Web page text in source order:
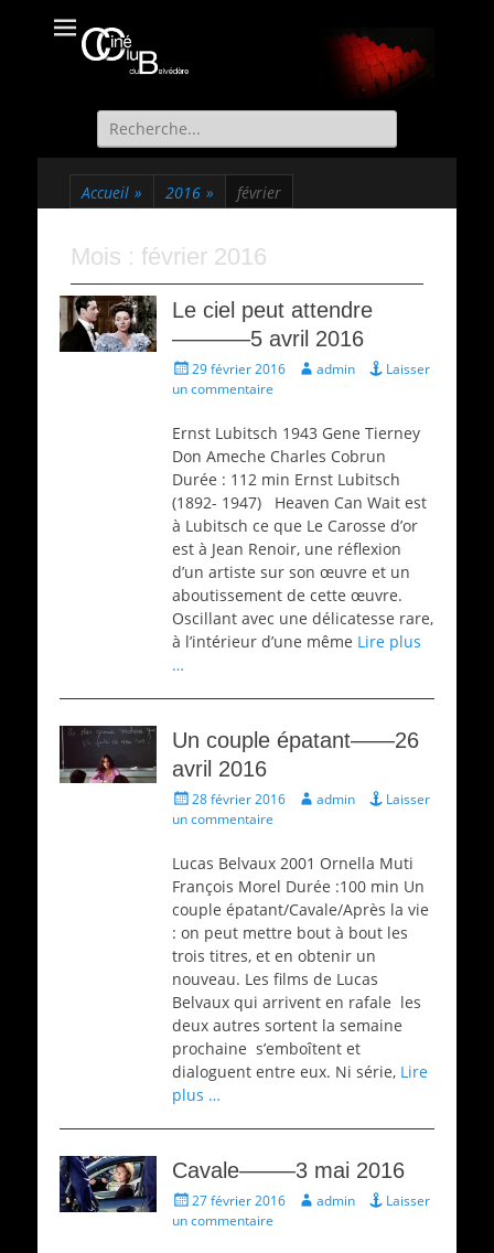
Ciné Club du
Belvédère
Site officiel du Ciné Club de St Martin d'Uriage
Recherche
de:
Accueil » 2016 » février
Mois : février 2016
Le ciel peut attendre
———–5 avril 2016
Écrit
le
29 février 2016 Auteur
admin
Laisser
un commentaire
Ernst Lubitsch 1943 Gene Tierney
Don Ameche Charles Cobrun
Durée : 112 min Ernst Lubitsch
(1892- 1947) Heaven Can Wait est
à Lubitsch ce que Le Carosse d’or
est à Jean Renoir, une réflexion
d’un artiste sur son œuvre et un
aboutissement de cette œuvre.
Oscillant avec une délicatesse rare,
à l’intérieur d’une même Lire plus
…
Un couple épatant——26
avril 2016
Écrit
le
28 février 2016 Auteur
admin
Laisser
un commentaire
Lucas Belvaux 2001 Ornella Muti
François Morel Durée :100 min Un
couple épatant/Cavale/Après la vie
: on peut mettre bout à bout les
trois titres, et en obtenir un
nouveau. Les films de Lucas
Belvaux qui arrivent en rafale ­ les
deux autres sortent la semaine
prochaine ­ s’emboîtent et
dialoguent entre eux. Ni série, Lire
plus …
Cavale——–3 mai 2016
Écrit
le
27 février 2016 Auteur
admin
Laisser
un commentaire